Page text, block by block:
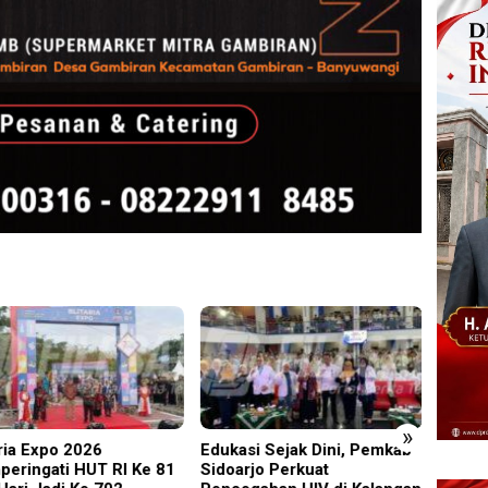
»
Expo 2026
HUT RI Ke 81
Edukasi Sejak Dini, Pemkab
Sidoarjo Perkuat